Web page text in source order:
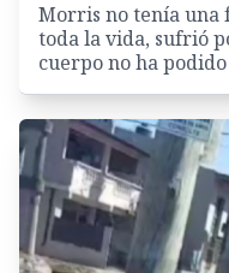
Morris no tenía una
toda la vida, sufrió
cuerpo no ha